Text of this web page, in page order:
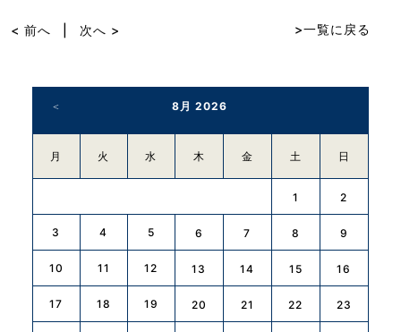
b
o
>一覧に戻る
< 前へ 次へ >
8月 2026
月 火 水 木 金 土 日
1 2
3 4 5 6 7 8 9
10 11 12 13 14 15 16
17 18 19 20 21 22 23